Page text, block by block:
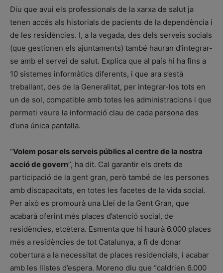
Diu que avui els professionals de la xarxa de salut ja
tenen accés als historials de pacients de la dependència i
de les residències. I, a la vegada, des dels serveis socials
(que gestionen els ajuntaments) també hauran d’integrar-
se amb el servei de salut. Explica que al país hi ha fins a
10 sistemes informàtics diferents, i que ara s’està
treballant, des de la Generalitat, per integrar-los tots en
un de sol, compatible amb totes les administracions i que
permeti veure la informació clau de cada persona des
d’una única pantalla.
“Volem posar els serveis públics al centre de la nostra
acció de govern”, ha dit. Cal garantir els drets de
participació de la gent gran, però també de les persones
amb discapacitats, en totes les facetes de la vida social.
Per això es promourà una Llei de la Gent Gran, que
acabarà oferint més places d’atenció social, de
residències, etcètera. Esmenta que hi haurà 6.000 places
més a residències de tot Catalunya, a fi de donar
cobertura a la necessitat de places residencials, i acabar
amb les llistes d’espera. Moreno diu que “caldrien 6.000